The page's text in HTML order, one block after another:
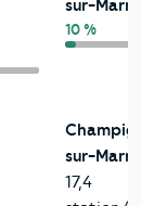
sur-Marne
10 %
sur-Marne
17,4